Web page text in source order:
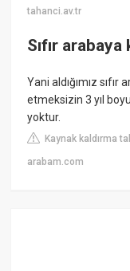
tahanci.av.tr
Sıfır
Yani aldığımız
etmeksizin 3 yıl
yoktur.
Kaynak kaldırma
arabam.com